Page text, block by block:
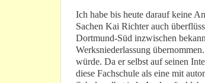
Ich habe bis heute darauf keine
Sachen Kai Richter auch
Dortmund-Süd inzwischen
Werksniederlassung
würde. Da er selbst auf seinen
diese Fachschule als eine mit